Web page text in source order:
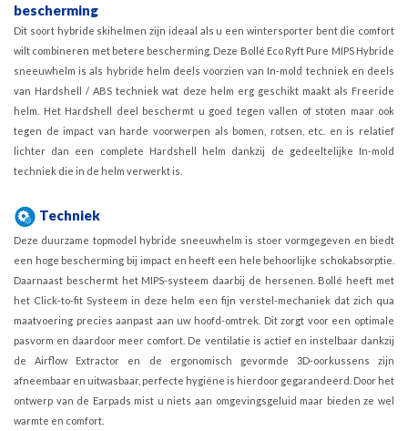
bescherming
Dit soort hybride skihelmen zijn ideaal als u een wintersporter bent die comfort
wilt combineren met betere bescherming. Deze Bollé Eco Ryft Pure MIPS Hybride
sneeuwhelm is als hybride helm deels voorzien van In-mold techniek en deels
van Hardshell / ABS techniek wat deze helm erg geschikt maakt als Freeride
helm. Het Hardshell deel beschermt u goed tegen vallen of stoten maar ook
tegen de impact van harde voorwerpen als bomen, rotsen, etc. en is relatief
lichter dan een complete Hardshell helm dankzij de gedeeltelijke In-mold
techniek die in de helm verwerkt is.
Techniek
Deze duurzame topmodel hybride sneeuwhelm is stoer vormgegeven en biedt
een hoge bescherming bij impact en heeft een hele behoorlijke schokabsorptie.
Daarnaast beschermt het MIPS-systeem daarbij de hersenen. Bollé heeft met
het Click-to-fit Systeem in deze helm een fijn verstel-mechaniek dat zich qua
maatvoering precies aanpast aan uw hoofd-omtrek. Dit zorgt voor een optimale
pasvorm en daardoor meer comfort. De ventilatie is actief en instelbaar dankzij
de Airflow Extractor en de ergonomisch gevormde 3D-oorkussens zijn
afneembaar en uitwasbaar, perfecte hygiëne is hierdoor gegarandeerd. Door het
ontwerp van de Earpads mist u niets aan omgevingsgeluid maar bieden ze wel
warmte en comfort.